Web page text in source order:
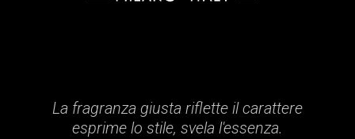
La fragranza giusta riflette il carattere
esprime lo stile, svela l'essenza.